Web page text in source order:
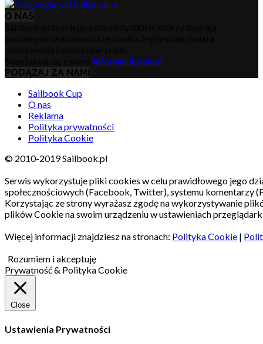
O NAS
info@sailbook.pl
PODĄŻAJ ZA NAMI
Sailbook Cup
O nas
Reklama
Polityka prywatności
Polityka Cookie
© 2010-2019 Sailbook.pl
Serwis wykorzystuje pliki cookies w celu prawidłowego jego
społecznościowych (Facebook, Twitter), systemu komentarzy
Korzystając ze strony wyrażasz zgodę na wykorzystywanie
plików Cookie na swoim urządzeniu w ustawieniach
Więcej informacji znajdziesz na stronach: Polityka Cookie |
Rozumiem i akceptuję
Prywatność & Polityka Cookie
Close
Ustawienia Prywatności